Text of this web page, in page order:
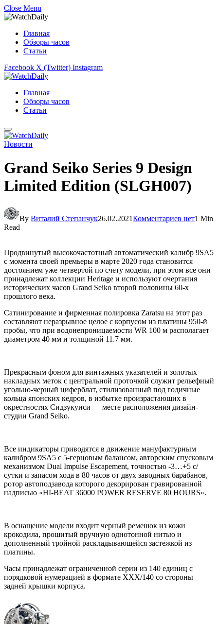
Close Menu
Главная
Обзоры часов
Статьи
Facebook X (Twitter) Instagram
Главная
Обзоры часов
Статьи
Новости
Grand Seiko Series 9 Design
Limited Edition (SLGH007)
By Виталий Степанчук26.02.2021Комментариев нет1 Min
Read
Продвинутый высокочастотный автоматический калибр 9SA5
с момента своей премьеры в марте 2020 года становится
достоянием уже четвертой по счету модели, при этом все они
принадлежат коллекции Heritage и используют очертания
исторических часов Grand Seiko второй половины 60-х
прошлого века.
Сатинирование и фирменная полировка Zaratsu на этот раз
составляют неразрывное целое с корпусом из платины 950-й
пробы, что при водонепроницаемости WR 100 м располагает
диаметром 40 мм и толщиной 11.7 мм.
Прекрасным фоном для винтажных указателей и золотых
накладных меток с центральной проточкой служит рельефный
угольно-черный циферблат, стилизованный под годичные
кольца японских кедров, в избытке произрастающих в
окрестностях Сидзукуиси — месте расположения дизайн-
студии Grand Seiko.
Все индикаторы приводятся в движение мануфактурным
калибром 9SA5 с 5-герцовым балансом, авторским спусковым
механизмом Dual Impulse Escapement, точностью -3…+5 с/
сутки и запасом хода в 80 часов от двух заводных барабанов,
ротор автоподзавода которого декорирован гравированной
надписью «HI-BEAT 36000 POWER RESERVE 80 HOURS».
В оснащение модели входит черный ремешок из кожи
крокодила, прошитый вручную однотонной нитью и
дополненный тройной раскладывающейся застежкой из
платины.
Часы принадлежат ограниченной серии из 140 единиц с
порядковой нумерацией в формате XXX/140 со стороны
задней крышки корпуса.